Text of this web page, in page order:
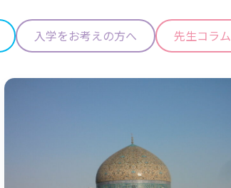
入学をお考えの方へ 先生コラム